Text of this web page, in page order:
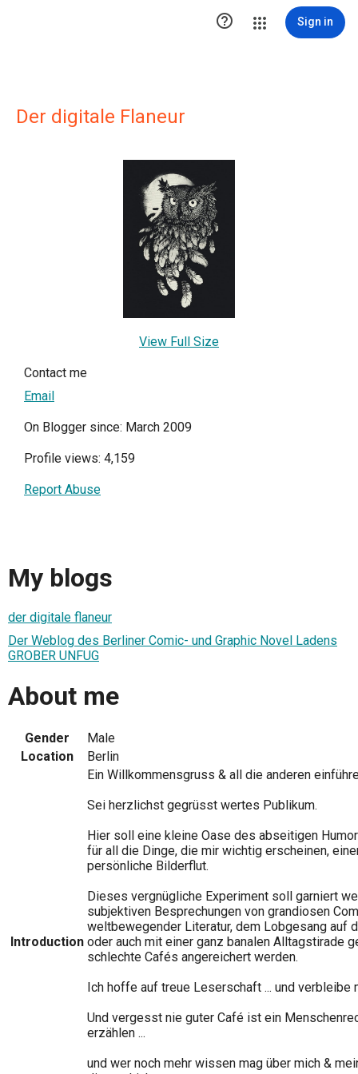
 Sign in
Der digitale Flaneur
View Full Size
Contact me
Email
On Blogger since: March 2009
Profile views: 4,159
Report Abuse
My blogs
der digitale flaneur
Der Weblog des Berliner Comic- und Graphic Novel Ladens
GROBER UNFUG
About me
Gender
Male
Location
Berlin
Introduction
Ein Willkommensgruss & all die anderen
Sei herzlichst gegrüsst wertes Publikum.
Hier soll eine kleine Oase des abseitigen
für all die Dinge, die mir wichtig erscheinen,
persönliche Bilderflut.
Dieses vergnügliche Experiment soll garniert
subjektiven Besprechungen von grandiosen
weltbewegender Literatur, dem Lobgesang auf
oder auch mit einer ganz banalen Alltagstirade
schlechte Cafés angereichert werden.
Ich hoffe auf treue Leserschaft ... und verbleibe
Und vergesst nie guter Café ist ein
erzählen ...
und wer noch mehr wissen mag über mich &